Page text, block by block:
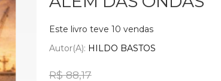
Este livro teve 10 vendas
Autor(a): HILDO BASTOS
R$ 88,17